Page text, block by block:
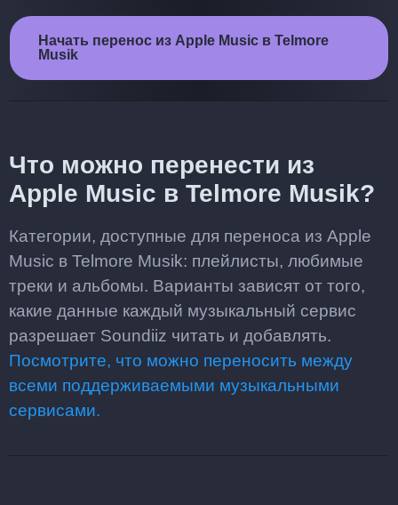
Начать перенос из Apple Music в Telmore
Musik
Что можно перенести из
Apple Music в Telmore Musik?
Категории, доступные для переноса из Apple
Music в Telmore Musik: плейлисты, любимые
треки и альбомы. Варианты зависят от того,
какие данные каждый музыкальный сервис
разрешает Soundiiz читать и добавлять.
Посмотрите, что можно переносить между
всеми поддерживаемыми музыкальными
сервисами.